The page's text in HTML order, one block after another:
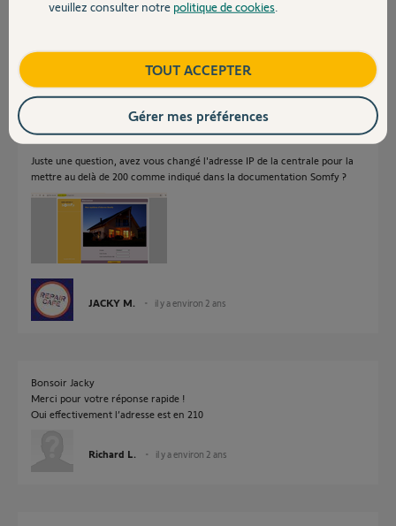
Contact
Réponses
Pourtant le paramétrage de votre box et de votre alarme est correct, la
preuve en image
Juste une question, avez vous changé l'adresse IP de la centrale pour la
mettre au delà de 200 comme indiqué dans la documentation Somfy ?
JACKY M. il y a environ 2 ans
Bonsoir Jacky
Merci pour votre réponse rapide !
Oui effectivement l’adresse est en 210
Richard L. il y a environ 2 ans
veuillez consulter notre politique de cookies
TOUT ACCEPTER
Gérer mes préférences